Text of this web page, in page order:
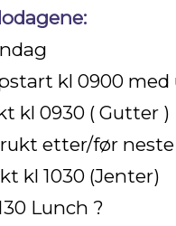
kl 0900
kl 0930 ( Gutter )
etter/før
kl 1030 (Jenter)
Lunch ?